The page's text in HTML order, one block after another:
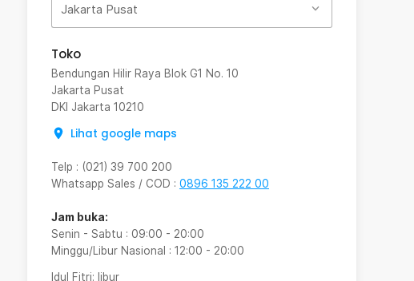
Jakarta Pusat
Toko
Bendungan Hilir Raya Blok G1 No. 10
Jakarta Pusat
DKI Jakarta 10210
Lihat google maps
Telp : (021) 39 700 200
Whatsapp Sales / COD : 0896 135 222 00
Jam buka:
Senin - Sabtu : 09:00 - 20:00
Minggu/Libur Nasional : 12:00 - 20:00
Idul Fitri: libur